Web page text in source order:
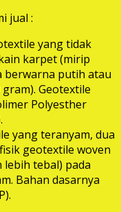
jual :
yang tidak
karpet (mirip
berwarna putih atau
Geotextile
Polyesther
yang teranyam, dua
geotextile woven
tebal) pada
Bahan dasarnya